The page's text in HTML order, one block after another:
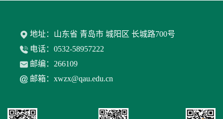
地址：山东省 青岛市 城阳区 长城路700号
电话：0532-58957222
邮编：266109
邮箱：xwzx@qau.edu.cn